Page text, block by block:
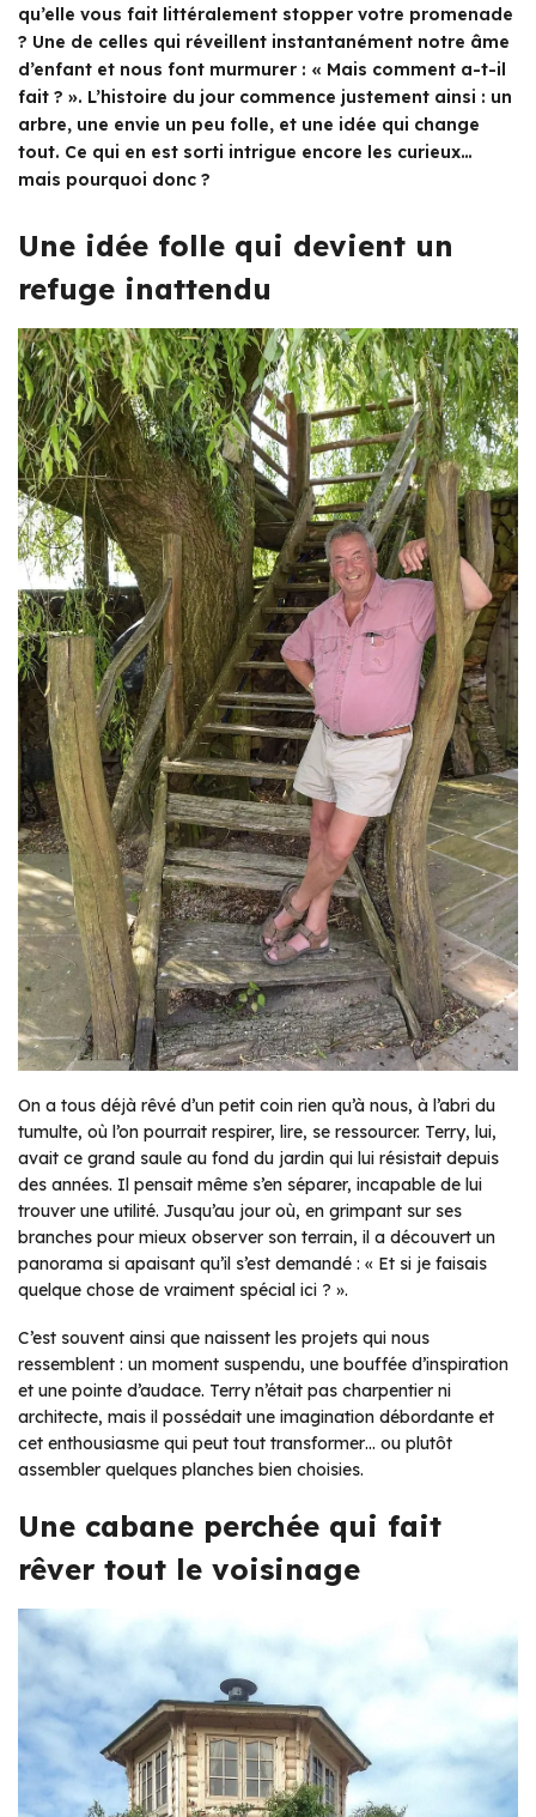
qu’elle vous fait littéralement stopper votre promenade
? Une de celles qui réveillent instantanément notre âme
d’enfant et nous font murmurer : « Mais comment a-t-il
fait ? ». L’histoire du jour commence justement ainsi : un
arbre, une envie un peu folle, et une idée qui change
tout. Ce qui en est sorti intrigue encore les curieux…
mais pourquoi donc ?
Une idée folle qui devient un
refuge inattendu
On a tous déjà rêvé d’un petit coin rien qu’à nous, à l’abri du
tumulte, où l’on pourrait respirer, lire, se ressourcer. Terry, lui,
avait ce grand saule au fond du jardin qui lui résistait depuis
des années. Il pensait même s’en séparer, incapable de lui
trouver une utilité. Jusqu’au jour où, en grimpant sur ses
branches pour mieux observer son terrain, il a découvert un
panorama si apaisant qu’il s’est demandé : « Et si je faisais
quelque chose de vraiment spécial ici ? ».
C’est souvent ainsi que naissent les projets qui nous
ressemblent : un moment suspendu, une bouffée d’inspiration
et une pointe d’audace. Terry n’était pas charpentier ni
architecte, mais il possédait une imagination débordante et
cet enthousiasme qui peut tout transformer… ou plutôt
assembler quelques planches bien choisies.
Une cabane perchée qui fait
rêver tout le voisinage